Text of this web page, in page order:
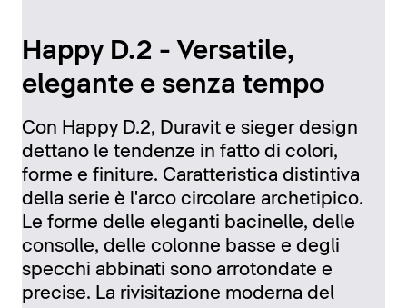
Happy D.2 - Versatile,
elegante e senza tempo
Con Happy D.2, Duravit e sieger design
dettano le tendenze in fatto di colori,
forme e finiture. Caratteristica distintiva
della serie è l'arco circolare archetipico.
Le forme delle eleganti bacinelle, delle
consolle, delle colonne basse e degli
specchi abbinati sono arrotondate e
precise. La rivisitazione moderna del